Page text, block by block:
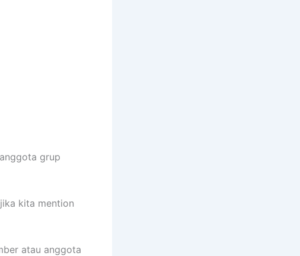
grup
kita mention
atau anggota